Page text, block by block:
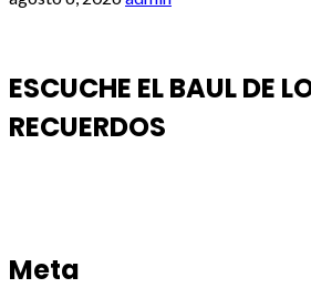
ESCUCHE EL BAUL DE
RECUERDOS
Meta